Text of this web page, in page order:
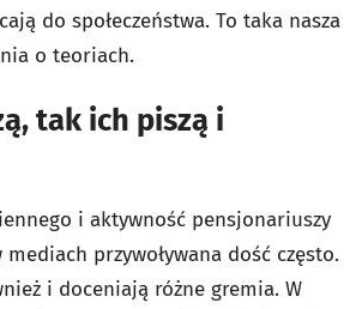
do społeczeństwa. To taka nasza
o teoriach.
tak ich piszą i
i aktywność pensjonariuszy
przywoływana dość często.
i doceniają różne gremia. W